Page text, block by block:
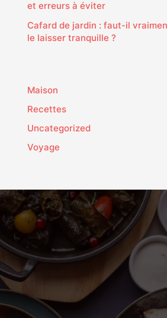
et erreurs à éviter
Cafard de jardin : faut-il
le laisser tranquille ?
Maison
Recettes
Uncategorized
Voyage